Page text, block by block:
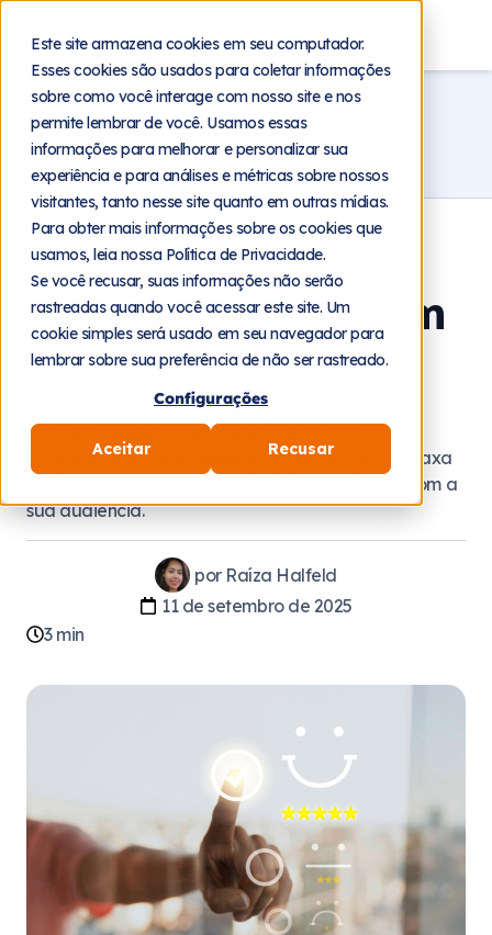
Este site armazena cookies em seu computador.
Esses cookies são usados para coletar informações
sobre como você interage com nosso site e nos
permite lembrar de você. Usamos essas
informações para melhorar e personalizar sua
experiência e para análises e métricas sobre nossos
visitantes, tanto nesse site quanto em outras mídias.
Para obter mais informações sobre os cookies que
usamos, leia nossa Política de Privacidade.
Se você recusar, suas informações não serão
rastreadas quando você acessar este site. Um
cookie simples será usado em seu navegador para
lembrar sobre sua preferência de não ser rastreado.
Configurações
Aceitar Recusar
Blog
Home Blog Relacionamento
Como a gestão do
relacionamento com
cliente ajuda a
reduzir o churn?
Descubra o que você pode fazer para reduzir a taxa
de churn na sua empresa e fortalecer o vínculo com a
sua audiência.
porRaíza Halfeld
11 de setembro de 2025
3 min